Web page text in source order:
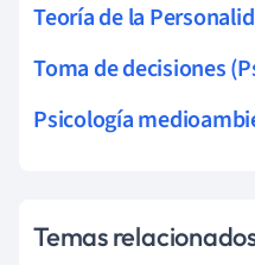
Teoría de la
Toma de decisiones
Psicología
Temas